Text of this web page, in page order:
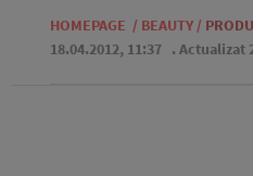
HOMEPAGE / BEAUTY /
18.04.2012, 11:37 . Actualizat